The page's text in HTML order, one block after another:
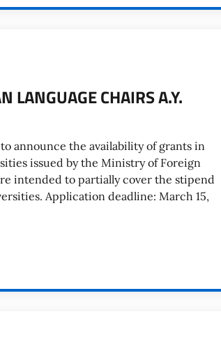
LANGUAGE CHAIRS A.Y.
announce the availability of grants in
issued by the Ministry of Foreign
intended to partially cover the stipend
Application deadline: March 15,